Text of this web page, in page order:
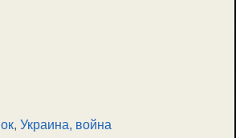
, Украина, война